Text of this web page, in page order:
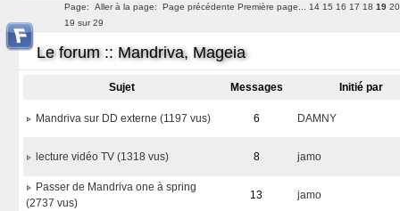
Aller à la page: Page précédente Première page... 14 15 16 17 18 19 20
Page:
19 sur 29
Le forum :: Mandriva, Mageia
Sujet Messages Initié par
Mandriva sur DD externe (1197 vus) 6 DAMNY
lecture vidéo TV (1318 vus) 8 jamo
Passer de Mandriva one à spring
(2737 vus)
13 jamo